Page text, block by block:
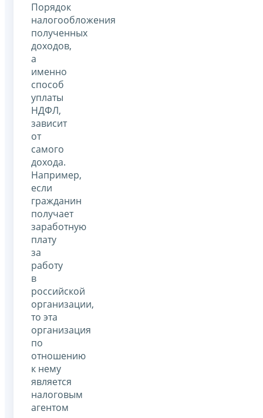
Порядок
налогообложения
полученных
доходов,
а
именно
способ
уплаты
НДФЛ,
зависит
от
самого
дохода.
Например,
если
гражданин
получает
заработную
плату
за
работу
в
российской
организации,
то эта
организация
по
отношению
к нему
является
налоговым
агентом